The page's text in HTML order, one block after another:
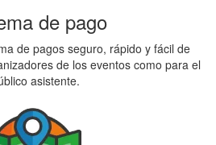
de pago
de pagos seguro, rápido y fácil de
de los eventos como para el
asistente.